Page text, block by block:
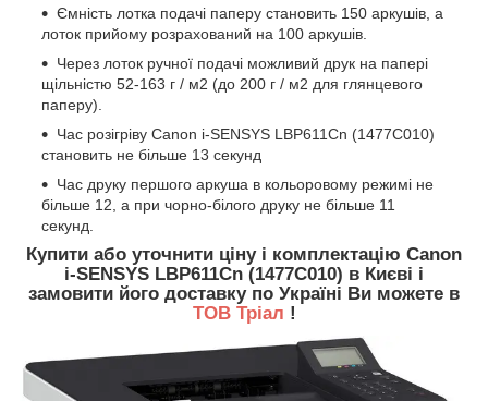
Ємність лотка подачі паперу становить 150 аркушів, а
лоток прийому розрахований на 100 аркушів.
Через лоток ручної подачі можливий друк на папері
щільністю 52-163 г / м2 (до 200 г / м2 для глянцевого
паперу).
Час розігріву Canon i-SENSYS LBP611Cn (1477C010)
становить не більше 13 секунд
Час друку першого аркуша в кольоровому режимі не
більше 12, а при чорно-білого друку не більше 11
секунд.
Купити або уточнити ціну і комплектацію Canon
i-SENSYS LBP611Cn (1477C010) в Києві і
замовити його доставку по Україні Ви можете в
ТОВ Тріал !